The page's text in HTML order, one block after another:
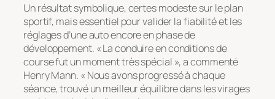
Un résultat symbolique, certes modeste sur le plan
sportif, mais essentiel pour valider la fiabilité et les
réglages d’une auto encore en phase de
développement. « La conduire en conditions de
course fut un moment très spécial », a commenté
Henry Mann. « Nous avons progressé à chaque
séance, trouvé un meilleur équilibre dans les virages